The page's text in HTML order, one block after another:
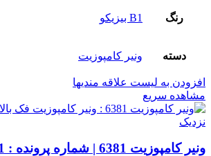
رنگ B1 بیزیکو
دسته ونیر کامپوزیت
افزودن به لیست علاقه مندیها
مشاهده سریع
نزدیک
ونیر کامپوزیت 6381 | شماره پرونده : 6381